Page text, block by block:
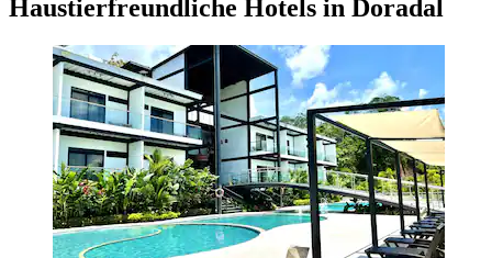
Haustierfreundliche Hotels in Doradal